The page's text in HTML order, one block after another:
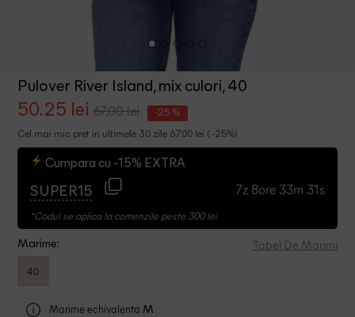
Pulover River Island, mix culori, 40
50.25 lei 67.00 lei -25 %
Cel mai mic pret in ultimele 30 zile 67.00 lei ( -25%)
Cumpara cu -15% EXTRA
SUPER15 7z 8ore 33m 30s
*Codul se aplica la comenzile peste 300 lei
Marime: Tabel De Marimi
40
Marime echivalenta M